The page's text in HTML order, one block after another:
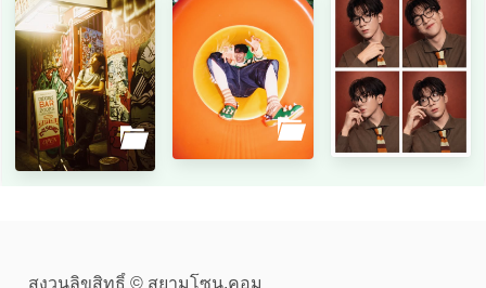
สงวนลิขสิทธิ์ © สยามโซน.คอม